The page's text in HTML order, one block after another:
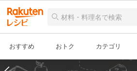
おすすめ おトク カテゴリ